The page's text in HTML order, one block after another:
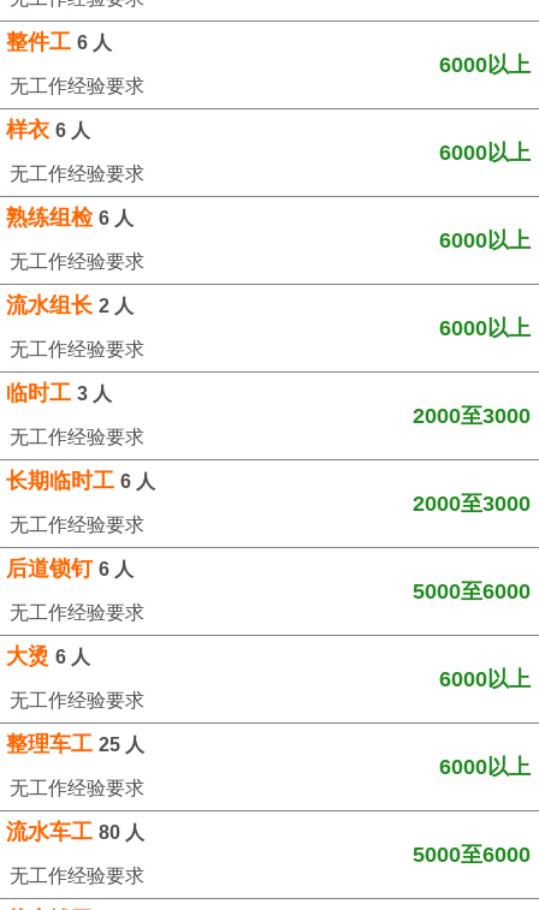
整件工 6 人
无工作经验要求
6000以上
样衣 6 人
无工作经验要求
6000以上
熟练组检 6 人
无工作经验要求
6000以上
流水组长 2 人
无工作经验要求
6000以上
临时工 3 人
无工作经验要求
2000至3000
长期临时工 6 人
无工作经验要求
2000至3000
后道锁钉 6 人
无工作经验要求
5000至6000
大烫 6 人
无工作经验要求
6000以上
整理车工 25 人
无工作经验要求
6000以上
流水车工 80 人
无工作经验要求
5000至6000